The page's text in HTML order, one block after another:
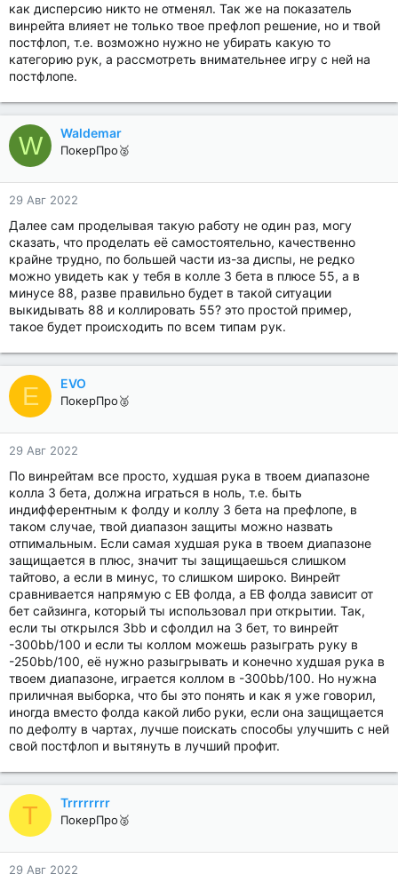
как дисперсию никто не отменял. Так же на показатель
винрейта влияет не только твое префлоп решение, но и твой
постфлоп, т.е. возможно нужно не убирать какую то
категорию рук, а рассмотреть внимательнее игру с ней на
постфлопе.
W Waldemar
ПокерПро🥈
29 Авг 2022
Далее сам проделывая такую работу не один раз, могу
сказать, что проделать её самостоятельно, качественно
крайне трудно, по большей части из-за диспы, не редко
можно увидеть как у тебя в колле 3 бета в плюсе 55, а в
минусе 88, разве правильно будет в такой ситуации
выкидывать 88 и коллировать 55? это простой пример,
такое будет происходить по всем типам рук.
E EVO
ПокерПро🥈
29 Авг 2022
По винрейтам все просто, худшая рука в твоем диапазоне
колла 3 бета, должна играться в ноль, т.е. быть
индифферентным к фолду и коллу 3 бета на префлопе, в
таком случае, твой диапазон защиты можно назвать
отпимальным. Если самая худшая рука в твоем диапазоне
защищается в плюс, значит ты защищаешься слишком
тайтово, а если в минус, то слишком широко. Винрейт
сравнивается напрямую с ЕВ фолда, а ЕВ фолда зависит от
бет сайзинга, который ты использовал при открытии. Так,
если ты открылся 3bb и сфолдил на 3 бет, то винрейт
-300bb/100 и если ты коллом можешь разыграть руку в
-250bb/100, её нужно разыгрывать и конечно худшая рука в
твоем диапазоне, играется коллом в -300bb/100. Но нужна
приличная выборка, что бы это понять и как я уже говорил,
иногда вместо фолда какой либо руки, если она защищается
по дефолту в чартах, лучше поискать способы улучшить с ней
свой постфлоп и вытянуть в лучший профит.
T Trrrrrrrr
ПокерПро🥈
29 Авг 2022